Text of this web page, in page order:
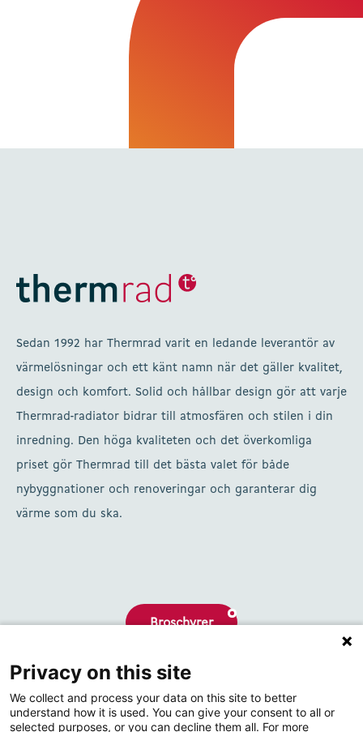
Sedan 1992 har Thermrad varit en ledande leverantör av
värmelösningar och ett känt namn när det gäller kvalitet,
design och komfort. Solid och hållbar design gör att varje
Thermrad-radiator bidrar till atmosfären och stilen i din
inredning. Den höga kvaliteten och det överkomliga
priset gör Thermrad till det bästa valet för både
nybyggnationer och renoveringar och garanterar dig
värme som du ska.
Broschyrer
Om oss
Kontakta
Privacy on this site
We collect and process your data on this site to better
understand how it is used. You can give your consent to all or
selected purposes, or you can decline them all. For more